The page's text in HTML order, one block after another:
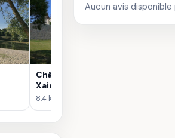
Château de
Xaintrailles
8.4 km · Châteaux
Aucun avis